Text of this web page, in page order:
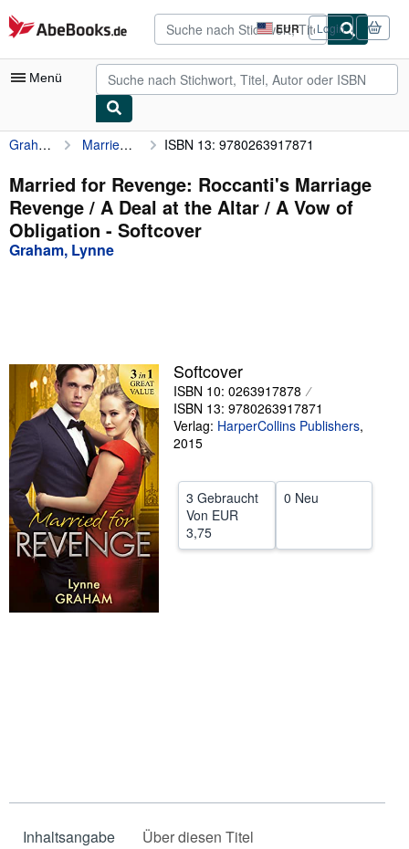
Zum Hauptinhalt
AbeBooks.de EUR
Seite
der
Einkaufseinstellungen.
Login
Menü
Nutzerkonto
Meine Bestellungen
Detailsuche
Sammlungen
Verkäufer werden
Hilfe
SCHLIESSEN
Graham, Lynne Married for Revenge: Roccanti's Marriage Revenge / A Deal at the Altar / A Vow of Obligation ISBN 13: 9780263917871
Married for Revenge: Roccanti's Marriage
Revenge / A Deal at the Altar / A Vow of
Obligation - Softcover
Graham, Lynne
Softcover
ISBN 10: 0263917878
ISBN 13: 9780263917871
Verlag: HarperCollins Publishers,
2015
3 Gebraucht
Von EUR
3,75
0 Neu
Inhaltsangabe Über diesen Titel